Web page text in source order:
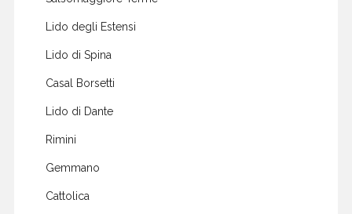
Lido degli Estensi
Lido di Spina
Casal Borsetti
Lido di Dante
Rimini
Gemmano
Cattolica